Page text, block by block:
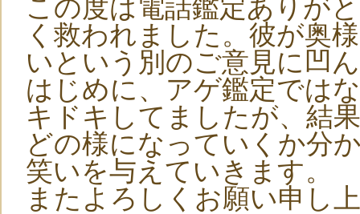
この度は電話鑑定ありが
く救われました。彼が奥
いという別のご意見に凹
はじめに、アゲ鑑定では
キドキしてましたが、結
どの様になっていくか分
笑いを与えていきます。
またよろしくお願い申し